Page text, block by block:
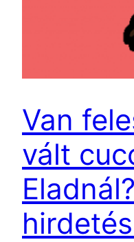
Van
vált